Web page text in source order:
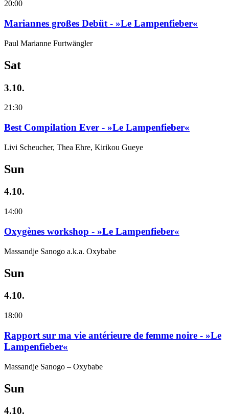
20:00
Mariannes großes Debüt - »Le Lampenfieber«
Paul Marianne Furtwängler
Sat
3.10.
21:30
Best Compilation Ever - »Le Lampenfieber«
Livi Scheucher, Thea Ehre, Kirikou Gueye
Sun
4.10.
14:00
Oxygènes workshop - »Le Lampenfieber«
Massandje Sanogo a.k.a. Oxybabe
Sun
4.10.
18:00
Rapport sur ma vie antérieure de femme noire - »Le
Lampenfieber«
Massandje Sanogo – Oxybabe
Sun
4.10.